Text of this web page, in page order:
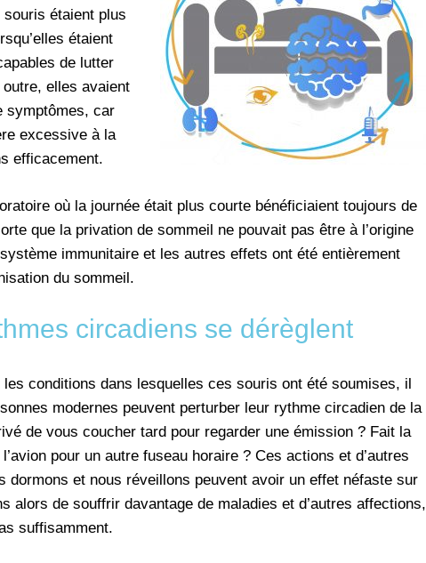
étaient plus
étaient
de lutter
elles avaient
symptômes, car
excessive à la
efficacement.
où la journée était plus courte bénéficiaient toujours de
que la privation de sommeil ne pouvait pas être à l’origine
immunitaire et les autres effets ont été entièrement
du sommeil.
circadiens se dérèglent
les conditions dans lesquelles ces souris ont été soumises, il
modernes peuvent perturber leur rythme circadien de la
de vous coucher tard pour regarder une émission ? Fait la
pour un autre fuseau horaire ? Ces actions et d’autres
dormons et nous réveillons peuvent avoir un effet néfaste sur
alors de souffrir davantage de maladies et d’autres affections,
suffisamment.